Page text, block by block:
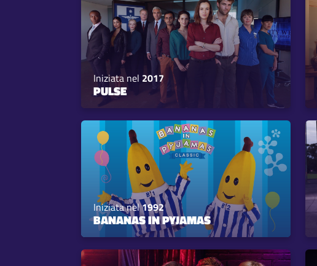
Iniziata nel 2017
PULSE
Iniziata nel1992
BANANAS IN PYJAMAS